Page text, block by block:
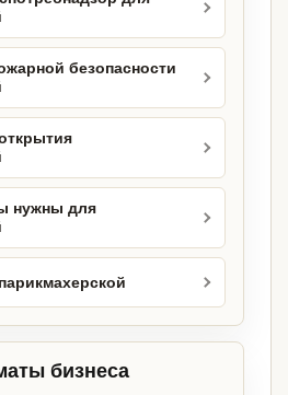
безопасности
нужны для
бизнеса